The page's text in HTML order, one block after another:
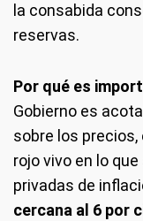
la consabida
reservas.
Por qué es
Gobierno es
sobre los precios,
rojo vivo en lo
privadas de
cercana al 6 por